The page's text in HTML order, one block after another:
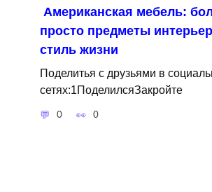
Американская мебель:
просто предметы
стиль жизни
Поделитья с друзьями в
сетях:1ПоделилсяЗакройте
0 0